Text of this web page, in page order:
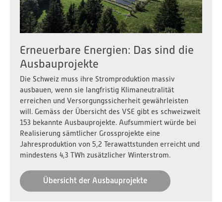
Erneuerbare Energien: Das sind die
Ausbauprojekte
Die Schweiz muss ihre Stromproduktion massiv
ausbauen, wenn sie langfristig Klimaneutralität
erreichen und Versorgungssicherheit gewährleisten
will. Gemäss der Übersicht des VSE gibt es schweizweit
153 bekannte Ausbauprojekte. Aufsummiert würde bei
Realisierung sämtlicher Grossprojekte eine
Jahresproduktion von 5,2 Terawattstunden erreicht und
mindestens 4,3 TWh zusätzlicher Winterstrom.
Übersicht der Ausbauprojekte